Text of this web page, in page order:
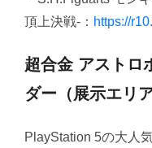
頂上決戦-： https://
超合金 アストロ
ダー（展示エリ
PlayStation 5の大人